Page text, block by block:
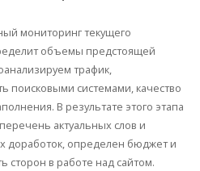
мониторинг текущего
объемы предстоящей
трафик,
поисковыми системами, качество
В результате этого этапа
актуальных слов и
доработок, определен бюджет и
сторон в работе над сайтом.